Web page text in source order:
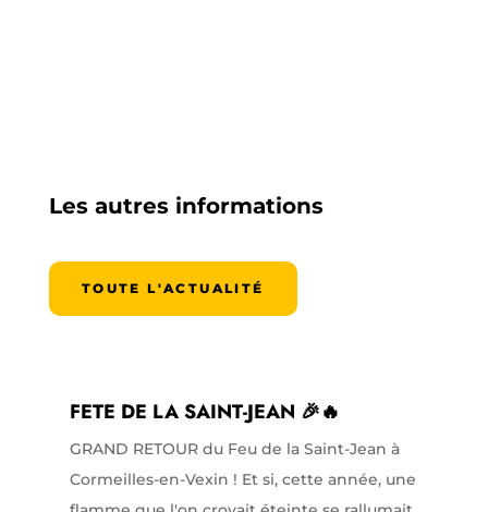
Les autres informations
TOUTE L'ACTUALITÉ
FETE DE LA SAINT-JEAN 🎉🔥
GRAND RETOUR du Feu de la Saint-Jean à
Cormeilles-en-Vexin ! Et si, cette année, une